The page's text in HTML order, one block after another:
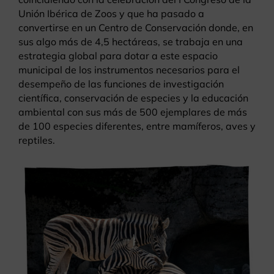
Unión Ibérica de Zoos y que ha pasado a
convertirse en un Centro de Conservación donde, en
sus algo más de 4,5 hectáreas, se trabaja en una
estrategia global para dotar a este espacio
municipal de los instrumentos necesarios para el
desempeño de las funciones de investigación
científica, conservación de especies y la educación
ambiental con sus más de 500 ejemplares de más
de 100 especies diferentes, entre mamíferos, aves y
reptiles.